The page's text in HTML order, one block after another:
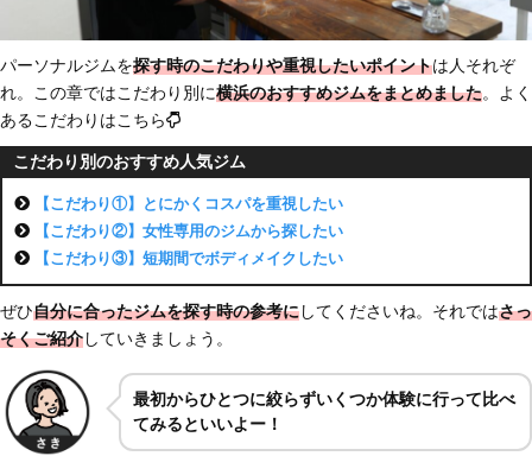
パーソナルジムを探す時のこだわりや重視したいポイントは人それぞ
れ。この章ではこだわり別に横浜のおすすめジムをまとめました。よく
あるこだわりはこちら
こだわり別のおすすめ人気ジム
【こだわり①】とにかくコスパを重視したい
【こだわり②】女性専用のジムから探したい
【こだわり③】短期間でボディメイクしたい
ぜひ自分に合ったジムを探す時の参考にしてくださいね。それではさっ
そくご紹介していきましょう。
最初からひとつに絞らずいくつか体験に行って比べ
てみるといいよー！